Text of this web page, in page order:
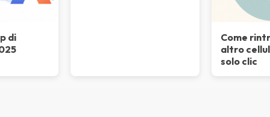
di
Come
altro
solo clic